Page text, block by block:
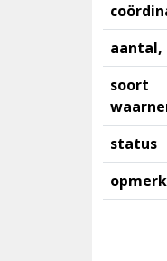
aantal,
soort
status